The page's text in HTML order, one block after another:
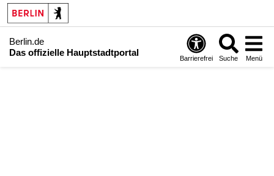
Berlin.de
Das offizielle Hauptstadtportal
Barrierefrei Suche Menü